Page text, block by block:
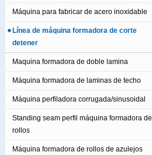
Máquina para fabricar de acero inoxidable
Línea de máquina formadora de corte
detener
Maquina formadora de doble lamina
Máquina formadora de laminas de techo
Máquina perfiladora corrugada/sinusoidal
Standing seam perfil máquina formadora de
rollos
Máquina formadora de rollos de azulejos